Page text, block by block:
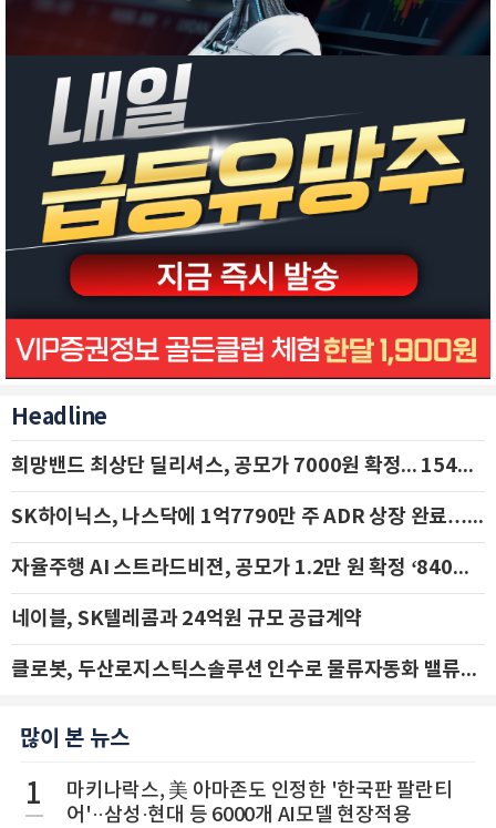
Headline
희망밴드 최상단 딜리셔스, 공모가 7000원 확정... 154억 규모 IPO 돌입
SK하이닉스, 나스닥에 1억7790만 주 ADR 상장 완료…29일 국내 추가 상장
자율주행 AI 스트라드비젼, 공모가 1.2만 원 확정 ‘840억 수혈’
네이블, SK텔레콤과 24억원 규모 공급계약
클로봇, 두산로지스틱스솔루션 인수로 물류자동화 밸류체인 확장 추진 - IBK투자증권
많이 본 뉴스
1
마키나락스, 美 아마존도 인정한 '한국판 팔란티
어'··삼성·현대 등 6000개 AI모델 현장적용